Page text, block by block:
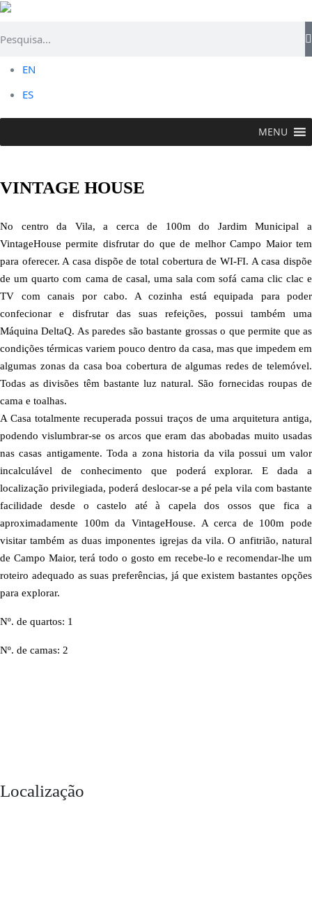
EN
ES
MENU
VINTAGE HOUSE
No centro da Vila, a cerca de 100m do Jardim Municipal a
VintageHouse permite disfrutar do que de melhor Campo Maior tem
para oferecer. A casa dispõe de total cobertura de WI-FI. A casa dispõe
de um quarto com cama de casal, uma sala com sofá cama clic clac e
TV com canais por cabo. A cozinha está equipada para poder
confecionar e disfrutar das suas refeições, possui também uma
Máquina DeltaQ. As paredes são bastante grossas o que permite que as
condições térmicas variem pouco dentro da casa, mas que impedem em
algumas zonas da casa boa cobertura de algumas redes de telemóvel.
Todas as divisões têm bastante luz natural. São fornecidas roupas de
cama e toalhas.
A Casa totalmente recuperada possui traços de uma arquitetura antiga,
podendo vislumbrar-se os arcos que eram das abobadas muito usadas
nas casas antigamente. Toda a zona historia da vila possui um valor
incalculável de conhecimento que poderá explorar. E dada a
localização privilegiada, poderá deslocar-se a pé pela vila com bastante
facilidade desde o castelo até à capela dos ossos que fica a
aproximadamente 100m da VintageHouse. A cerca de 100m pode
visitar também as duas imponentes igrejas da vila. O anfitrião, natural
de Campo Maior, terá todo o gosto em recebe-lo e recomendar-lhe um
roteiro adequado as suas preferências, já que existem bastantes opções
para explorar.
Nº. de quartos: 1
Nº. de camas: 2
Localização